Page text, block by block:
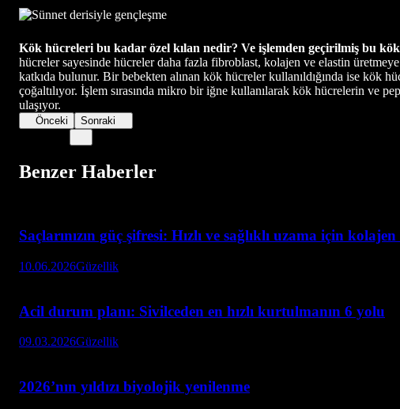
Kök hücreleri bu kadar özel kılan nedir? Ve işlemden geçirilmiş bu
hücreler sayesinde hücreler daha fazla fibroblast, kolajen ve elastin
katkıda bulunur. Bir bebekten alınan kök hücreler kullanıldığında ise kök
çoğaltılıyor. İşlem sırasında mikro bir iğne kullanılarak kök hücrelerin ve
ulaşıyor.
Önceki Sonraki
Benzer Haberler
Saçlarınızın güç şifresi: Hızlı ve sağlıklı uzama için
10.06.2026Güzellik
Acil durum planı: Sivilceden en hızlı kurtulmanın 6 yolu
09.03.2026Güzellik
2026’nın yıldızı biyolojik yenilenme